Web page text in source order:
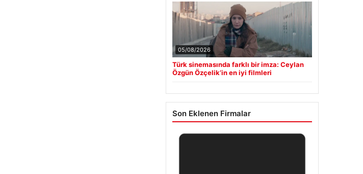
05/08/2026
Türk sinemasında farklı bir imza: Ceylan
Özgün Özçelik’in en iyi filmleri
Son Eklenen Firmalar